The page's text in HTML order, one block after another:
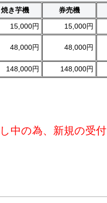
焼き芋機
券売機
15,000円
15,000円
48,000円 48,000円
148,000円 148,000円
中の為、新規の受